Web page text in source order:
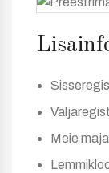
Meie